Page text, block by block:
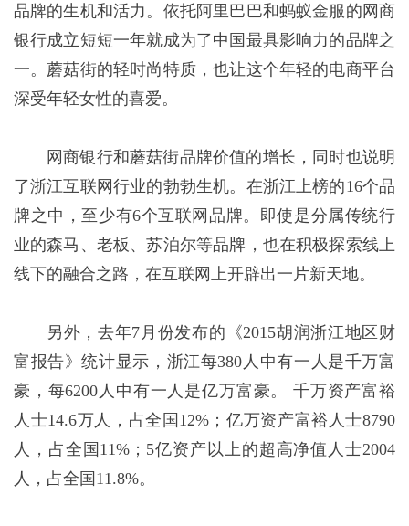
品牌的生机和活力。依托阿里巴巴和蚂蚁金服的网商
银行成立短短一年就成为了中国最具影响力的品牌之
一。蘑菇街的轻时尚特质，也让这个年轻的电商平台
深受年轻女性的喜爱。
网商银行和蘑菇街品牌价值的增长，同时也说明
了浙江互联网行业的勃勃生机。在浙江上榜的16个品
牌之中，至少有6个互联网品牌。即使是分属传统行
业的森马、老板、苏泊尔等品牌，也在积极探索线上
线下的融合之路，在互联网上开辟出一片新天地。
另外，去年7月份发布的《2015胡润浙江地区财
富报告》统计显示，浙江每380人中有一人是千万富
豪，每6200人中有一人是亿万富豪。 千万资产富裕
人士14.6万人，占全国12%；亿万资产富裕人士8790
人，占全国11%；5亿资产以上的超高净值人士2004
人，占全国11.8%。